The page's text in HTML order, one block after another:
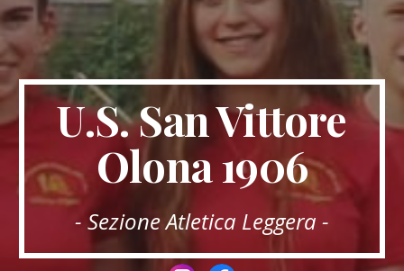
U.S. San Vittore
Olona 1906
- Sezione Atletica Leggera -